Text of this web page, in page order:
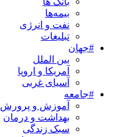
بیمه‌ها
نفت و انرژی
تبلیغات
#جهان
بین الملل
آمریکا و اروپا
آسیای غربی
#جامعه
آموزش و پرورش
بهداشت و درمان
سبک زندگی